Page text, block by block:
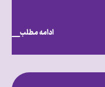
ادامه مطلب